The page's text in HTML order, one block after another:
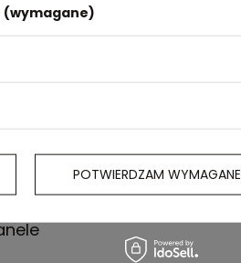
(wymagane)
POTWIERDZAM WYMAGANE